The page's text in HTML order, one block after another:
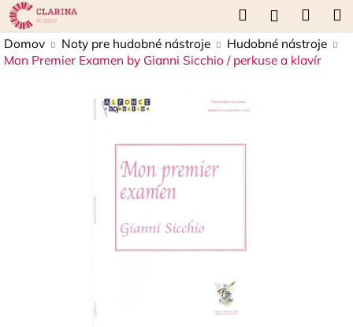
Prejsť
na
obsah
Hľadať
košík
Domov Noty pre hudobné nástroje
Hudobné nástroje
Mon Premier Examen by Gianni Sicchio / perkuse a klavír
K
o
š
Späť
Späť